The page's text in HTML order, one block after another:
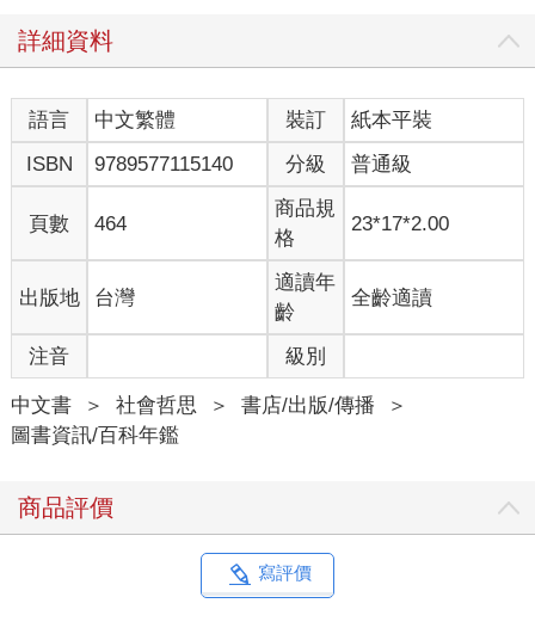
民主社會生活的重要資訊基礎環境建設。
民眾如何選擇生活方式，取決於人文價值觀，而這些具體價值
觀，例如尊重個體尊嚴、相信理性和科學、強調自由、平等、寬
容、關心社會正義、鼓勵藝術和文化發展等，都實際形塑一國的
政策導向。反之，國家政策也塑造民眾生活方式和人文價值。美
國之所以成為全球強權，仰賴的正是自由、民主、多元、尊重等
普世人本價值，這些價值觀形成的資訊政策，體現在其卓越的政
治、經濟、文化、科技與教育影響力之中。
本書梳理美國建國以來的資訊相關政策與發展動態，先討論基本
概念，並分綜觀和微觀兩種視角進行觀察探析，共分為三篇：
第一篇，基本概念：包括第1 章導論、第2 章美國的政策制定與立
法程序。
第二篇，綜觀250 年美國資訊政策發展：包括第3 章啟蒙與醞釀：
民主國家奠基與資訊秩序的起步（1776–1876），敘述美國建國
第一個一百年的啟蒙現象、第4 章發展與繁榮：現代資訊服務體
系建構（1876–1976），解析美國建國第二個一百年資訊法案蓬
的演化狀況。
第三篇，微觀相關法案：從教育資源（ERIC）→智財保護→公共
服務基礎→資訊公開→隱私保護→能力建構→公共媒體政策，形
成完整的政策生態系統，包括第6 章美國教育資源建置與影響：
詳細資料
語言 中文繁體 裝訂
紙本平裝
ISBN
9789577115140 分級 普通級
頁數 464
商品規
格
23*17*2.00
出版地 台灣
適讀年
齡
全齡適讀
注音 級別
中文書 ＞ 社會哲思 ＞ 書店/出版/傳播
＞
圖書資訊/百科年鑑
商品評價
寫評價